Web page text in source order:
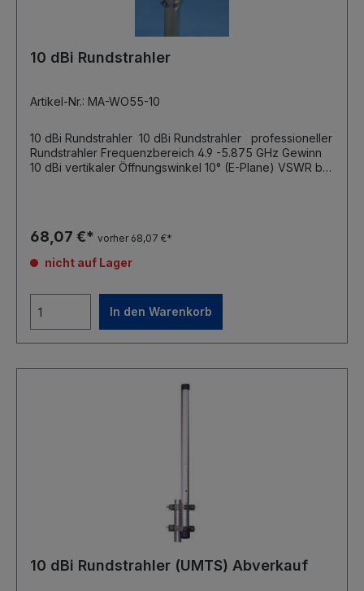
10 dBi Rundstrahler
Artikel-Nr.: MA-WO55-10
10 dBi Rundstrahler 10 dBi Rundstrahler professioneller
Rundstrahler Frequenzbereich 4.9 -5.875 GHz Gewinn
10 dBi vertikaler Öffnungswinkel 10° (E-Plane) VSWR bei
68,07 €* vorher 68,07 €*
nicht auf Lager
In den Warenkorb
10 dBi Rundstrahler (UMTS) Abverkauf